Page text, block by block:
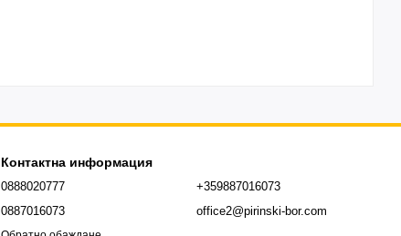
Контактна информация
0888020777
0887016073
+359887016073
office2@pirinski-bor.com